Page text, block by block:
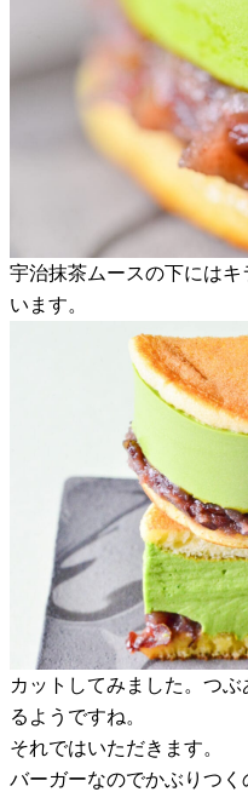
宇治抹茶ムースの下には
います。
カットしてみました。つ
るようですね。
それではいただきます。
バーガーなのでかぶりつ